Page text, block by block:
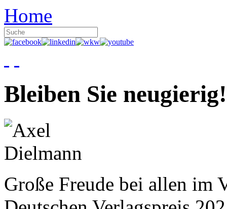
Home
Bleiben Sie neugierig!
Große Freude bei allen im